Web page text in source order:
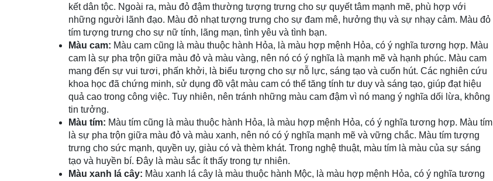
kết dân tộc. Ngoài ra, màu đỏ đậm thường tượng trưng cho sự quyết tâm mạnh mẽ, phù hợp với
những người lãnh đạo. Màu đỏ nhạt tượng trưng cho sự đam mê, hưởng thụ và sự nhạy cảm. Màu đỏ
tím tượng trưng cho sự nữ tính, lãng mạn, tình yêu và tình bạn.
Màu cam: Màu cam cũng là màu thuộc hành Hỏa, là màu hợp mệnh Hỏa, có ý nghĩa tương hợp. Màu
cam là sự pha trộn giữa màu đỏ và màu vàng, nên nó có ý nghĩa là mạnh mẽ và hạnh phúc. Màu cam
mang đến sự vui tươi, phấn khởi, là biểu tượng cho sự nỗ lực, sáng tạo và cuốn hút. Các nghiên cứu
khoa học đã chứng minh, sử dụng đồ vật màu cam có thể tăng tính tư duy và sáng tạo, giúp đạt hiệu
quả cao trong công việc. Tuy nhiên, nên tránh những màu cam đậm vì nó mang ý nghĩa dối lừa, không
tin tưởng.
Màu tím: Màu tím cũng là màu thuộc hành Hỏa, là màu hợp mệnh Hỏa, có ý nghĩa tương hợp. Màu tím
là sự pha trộn giữa màu đỏ và màu xanh, nên nó có ý nghĩa mạnh mẽ và vững chắc. Màu tím tượng
trưng cho sức mạnh, quyền uy, giàu có và thèm khát. Trong nghệ thuật, màu tím là màu của sự sáng
tạo và huyền bí. Đây là màu sắc ít thấy trong tự nhiên.
Màu xanh lá cây: Màu xanh lá cây là màu thuộc hành Mộc, là màu hợp mệnh Hỏa, có ý nghĩa tương